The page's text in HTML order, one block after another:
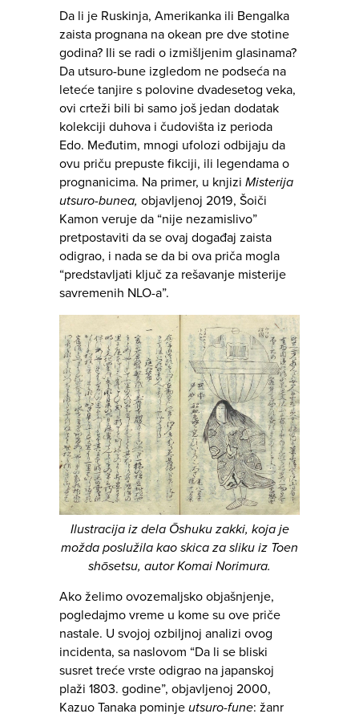
Da li je Ruskinja, Amerikanka ili Bengalka
zaista prognana na okean pre dve stotine
godina? Ili se radi o izmišljenim glasinama?
Da utsuro-bune izgledom ne podseća na
leteće tanjire s polovine dvadesetog veka,
ovi crteži bili bi samo još jedan dodatak
kolekciji duhova i čudovišta iz perioda
Edo. Međutim, mnogi ufolozi odbijaju da
ovu priču prepuste fikciji, ili legendama o
prognanicima. Na primer, u knjizi Misterija
utsuro-bunea, objavljenoj 2019, Šoiči
Kamon veruje da “nije nezamislivo”
pretpostaviti da se ovaj događaj zaista
odigrao, i nada se da bi ova priča mogla
“predstavljati ključ za rešavanje misterije
savremenih NLO-a”.
Ilustracija iz dela Ōshuku zakki, koja je
možda poslužila kao skica za sliku iz Toen
shōsetsu, autor Komai Norimura.
Ako želimo ovozemaljsko objašnjenje,
pogledajmo vreme u kome su ove priče
nastale. U svojoj ozbiljnoj analizi ovog
incidenta, sa naslovom “Da li se bliski
susret treće vrste odigrao na japanskoj
plaži 1803. godine”, objavljenoj 2000,
Kazuo Tanaka pominje utsuro-fune: žanr